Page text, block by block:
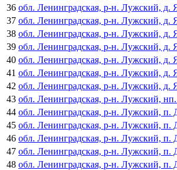
36 обл. Ленинградская, р-н. Лужский, д.
37 обл. Ленинградская, р-н. Лужский, д.
38 обл. Ленинградская, р-н. Лужский, д.
39 обл. Ленинградская, р-н. Лужский, д.
40 обл. Ленинградская, р-н. Лужский, д.
41 обл. Ленинградская, р-н. Лужский, д.
42 обл. Ленинградская, р-н. Лужский, д.
43 обл. Ленинградская, р-н. Лужский,
44 обл. Ленинградская, р-н. Лужский, п.
45 обл. Ленинградская, р-н. Лужский, п.
46 обл. Ленинградская, р-н. Лужский, п.
47 обл. Ленинградская, р-н. Лужский, п.
48 обл. Ленинградская, р-н. Лужский, п.